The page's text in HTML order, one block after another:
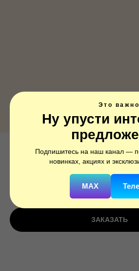
Это важно
Ну упусти
Подпишитесь на наш канал —
новинках, акциях и
MAX
А ФИГУРА/S50 Енот
650
ЗАКАЗАТЬ